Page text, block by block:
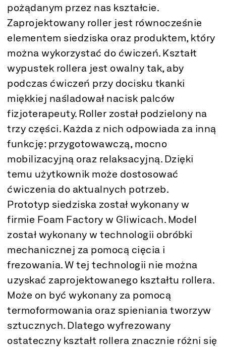
pożądanym przez nas kształcie.
Zaprojektowany roller jest równocześnie
elementem siedziska oraz produktem, który
można wykorzystać do ćwiczeń. Kształt
wypustek rollera jest owalny tak, aby
podczas ćwiczeń przy docisku tkanki
miękkiej naśladował nacisk palców
fizjoterapeuty. Roller został podzielony na
trzy części. Każda z nich odpowiada za inną
funkcję: przygotowawczą, mocno
mobilizacyjną oraz relaksacyjną. Dzięki
temu użytkownik może dostosować
ćwiczenia do aktualnych potrzeb.
Prototyp siedziska został wykonany w
firmie Foam Factory w Gliwicach. Model
został wykonany w technologii obróbki
mechanicznej za pomocą cięcia i
frezowania. W tej technologii nie można
uzyskać zaprojektowanego kształtu rollera.
Może on być wykonany za pomocą
termoformowania oraz spieniania tworzyw
sztucznych. Dlatego wyfrezowany
ostateczny kształt rollera znacznie różni się